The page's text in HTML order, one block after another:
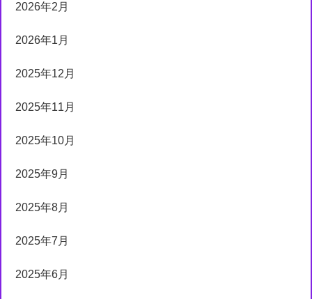
2026年2月
2026年1月
2025年12月
2025年11月
2025年10月
2025年9月
2025年8月
2025年7月
2025年6月